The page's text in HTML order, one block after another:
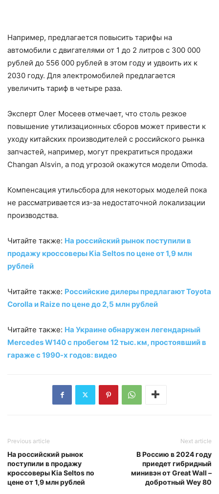
Например, предлагается повысить тарифы на
автомобили с двигателями от 1 до 2 литров с 300 000
рублей до 556 000 рублей в этом году и удвоить их к
2030 году. Для электромобилей предлагается
увеличить тариф в четыре раза.
Эксперт Олег Мосеев отмечает, что столь резкое
повышение утилизационных сборов может привести к
уходу китайских производителей с российского рынка
запчастей, например, могут прекратиться продажи
Changan Alsvin, а под угрозой окажутся модели Omoda.
Компенсация утильсбора для некоторых моделей пока
не рассматривается из-за недостаточной локализации
производства.
Читайте также: На российский рынок поступили в
продажу кроссоверы Kia Seltos по цене от 1,9 млн
рублей
Читайте также: Российские дилеры предлагают Toyota
Corolla и Raize по цене до 2,5 млн рублей
Читайте также: На Украине обнаружен легендарный
Mercedes W140 с пробегом 12 тыс. км, простоявший в
гараже с 1990-х годов: видео
Previous article
На российский рынок
поступили в продажу
кроссоверы Kia Seltos по
цене от 1,9 млн рублей
Next article
В Россию в 2024 году
приедет гибридный
минивэн от Great Wall –
добротный Wey 80